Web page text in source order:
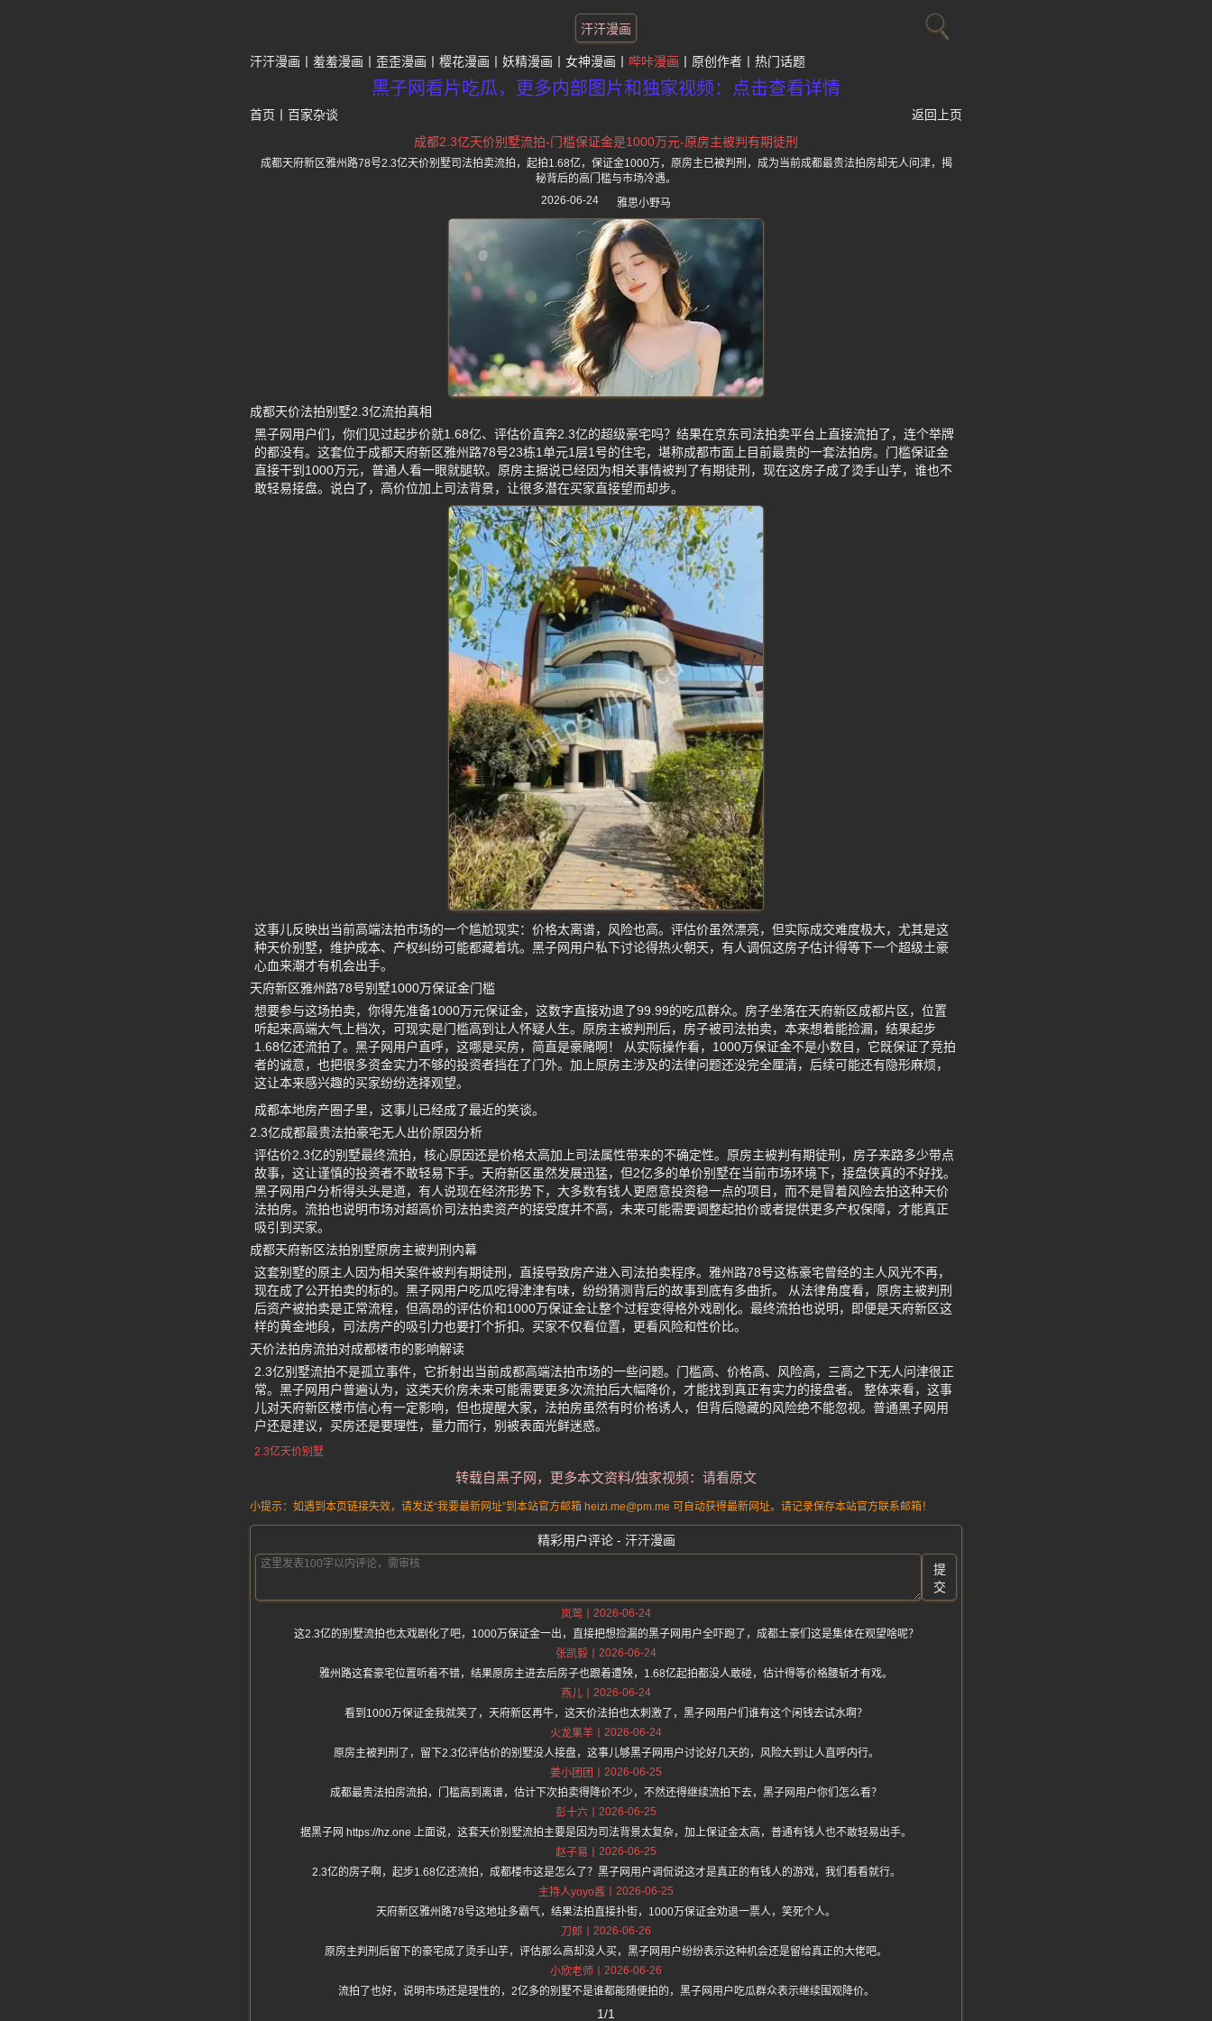
汗汗漫画
汗汗漫画 羞羞漫画 歪歪漫画 樱花漫画 妖精漫画 女神漫画 哔咔漫画 原创作者 热门话题
黑子网看片吃瓜，更多内部图片和独家视频：点击查看详情
首页 百家杂谈
返回上页
成都2.3亿天价别墅流拍-门槛保证金是1000万元-原房主被判有期徒刑
成都天府新区雅州路78号2.3亿天价别墅司法拍卖流拍，起拍1.68亿，保证金1000万，原房主已被判刑，成为当前成都最贵法拍房却无人问津，揭
秘背后的高门槛与市场冷遇。
2026-06-24
雅思小野马
成都天价法拍别墅2.3亿流拍真相
黑子网用户们，你们见过起步价就1.68亿、评估价直奔2.3亿的超级豪宅吗？结果在京东司法拍卖平台上直接流拍了，连个举牌
的都没有。这套位于成都天府新区雅州路78号23栋1单元1层1号的住宅，堪称成都市面上目前最贵的一套法拍房。门槛保证金
直接干到1000万元，普通人看一眼就腿软。原房主据说已经因为相关事情被判了有期徒刑，现在这房子成了烫手山芋，谁也不
敢轻易接盘。说白了，高价位加上司法背景，让很多潜在买家直接望而却步。
这事儿反映出当前高端法拍市场的一个尴尬现实：价格太离谱，风险也高。评估价虽然漂亮，但实际成交难度极大，尤其是这
种天价别墅，维护成本、产权纠纷可能都藏着坑。黑子网用户私下讨论得热火朝天，有人调侃这房子估计得等下一个超级土豪
心血来潮才有机会出手。
天府新区雅州路78号别墅1000万保证金门槛
想要参与这场拍卖，你得先准备1000万元保证金，这数字直接劝退了99.99的吃瓜群众。房子坐落在天府新区成都片区，位置
听起来高端大气上档次，可现实是门槛高到让人怀疑人生。原房主被判刑后，房子被司法拍卖，本来想着能捡漏，结果起步
1.68亿还流拍了。黑子网用户直呼，这哪是买房，简直是豪赌啊！ 从实际操作看，1000万保证金不是小数目，它既保证了竞拍
者的诚意，也把很多资金实力不够的投资者挡在了门外。加上原房主涉及的法律问题还没完全厘清，后续可能还有隐形麻烦，
这让本来感兴趣的买家纷纷选择观望。
成都本地房产圈子里，这事儿已经成了最近的笑谈。
2.3亿成都最贵法拍豪宅无人出价原因分析
评估价2.3亿的别墅最终流拍，核心原因还是价格太高加上司法属性带来的不确定性。原房主被判有期徒刑，房子来路多少带点
故事，这让谨慎的投资者不敢轻易下手。天府新区虽然发展迅猛，但2亿多的单价别墅在当前市场环境下，接盘侠真的不好找。
黑子网用户分析得头头是道，有人说现在经济形势下，大多数有钱人更愿意投资稳一点的项目，而不是冒着风险去拍这种天价
法拍房。流拍也说明市场对超高价司法拍卖资产的接受度并不高，未来可能需要调整起拍价或者提供更多产权保障，才能真正
吸引到买家。
成都天府新区法拍别墅原房主被判刑内幕
这套别墅的原主人因为相关案件被判有期徒刑，直接导致房产进入司法拍卖程序。雅州路78号这栋豪宅曾经的主人风光不再，
现在成了公开拍卖的标的。黑子网用户吃瓜吃得津津有味，纷纷猜测背后的故事到底有多曲折。 从法律角度看，原房主被判刑
后资产被拍卖是正常流程，但高昂的评估价和1000万保证金让整个过程变得格外戏剧化。最终流拍也说明，即便是天府新区这
样的黄金地段，司法房产的吸引力也要打个折扣。买家不仅看位置，更看风险和性价比。
天价法拍房流拍对成都楼市的影响解读
2.3亿别墅流拍不是孤立事件，它折射出当前成都高端法拍市场的一些问题。门槛高、价格高、风险高，三高之下无人问津很正
常。黑子网用户普遍认为，这类天价房未来可能需要更多次流拍后大幅降价，才能找到真正有实力的接盘者。 整体来看，这事
儿对天府新区楼市信心有一定影响，但也提醒大家，法拍房虽然有时价格诱人，但背后隐藏的风险绝不能忽视。普通黑子网用
户还是建议，买房还是要理性，量力而行，别被表面光鲜迷惑。
2.3亿天价别墅
转载自黑子网，更多本文资料/独家视频：请看原文
小提示：如遇到本页链接失效，请发送“我要最新网址”到本站官方邮箱 heizi.me@pm.me 可自动获得最新网址。请记录保存本站官方联系邮箱！
精彩用户评论 - 汗汗漫画
提
交
岚莺
2026-06-24
这2.3亿的别墅流拍也太戏剧化了吧，1000万保证金一出，直接把想捡漏的黑子网用户全吓跑了，成都土豪们这是集体在观望啥呢？
张凯毅
2026-06-24
雅州路这套豪宅位置听着不错，结果原房主进去后房子也跟着遭殃，1.68亿起拍都没人敢碰，估计得等价格腰斩才有戏。
燕儿
2026-06-24
看到1000万保证金我就笑了，天府新区再牛，这天价法拍也太刺激了，黑子网用户们谁有这个闲钱去试水啊？
火龙果羊
2026-06-24
原房主被判刑了，留下2.3亿评估价的别墅没人接盘，这事儿够黑子网用户讨论好几天的，风险大到让人直呼内行。
姜小团团
2026-06-25
成都最贵法拍房流拍，门槛高到离谱，估计下次拍卖得降价不少，不然还得继续流拍下去，黑子网用户你们怎么看？
彭十六
2026-06-25
据黑子网 https://hz.one 上面说，这套天价别墅流拍主要是因为司法背景太复杂，加上保证金太高，普通有钱人也不敢轻易出手。
赵子易
2026-06-25
2.3亿的房子啊，起步1.68亿还流拍，成都楼市这是怎么了？黑子网用户调侃说这才是真正的有钱人的游戏，我们看看就行。
主持人yoyo酱
2026-06-25
天府新区雅州路78号这地址多霸气，结果法拍直接扑街，1000万保证金劝退一票人，笑死个人。
刀郎
2026-06-26
原房主判刑后留下的豪宅成了烫手山芋，评估那么高却没人买，黑子网用户纷纷表示这种机会还是留给真正的大佬吧。
小欣老师
2026-06-26
流拍了也好，说明市场还是理性的，2亿多的别墅不是谁都能随便拍的，黑子网用户吃瓜群众表示继续围观降价。
1/1